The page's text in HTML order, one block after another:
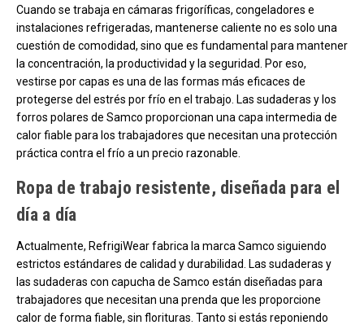
Cuando se trabaja en cámaras frigoríficas, congeladores e
instalaciones refrigeradas, mantenerse caliente no es solo una
cuestión de comodidad, sino que es fundamental para mantener
la concentración, la productividad y la seguridad. Por eso,
vestirse por capas es una de las formas más eficaces de
protegerse del estrés por frío en el trabajo. Las sudaderas y los
forros polares de Samco proporcionan una capa intermedia de
calor fiable para los trabajadores que necesitan una protección
práctica contra el frío a un precio razonable.
Ropa de trabajo resistente, diseñada para el
día a día
Actualmente, RefrigiWear fabrica la marca Samco siguiendo
estrictos estándares de calidad y durabilidad. Las sudaderas y
las sudaderas con capucha de Samco están diseñadas para
trabajadores que necesitan una prenda que les proporcione
calor de forma fiable, sin florituras. Tanto si estás reponiendo